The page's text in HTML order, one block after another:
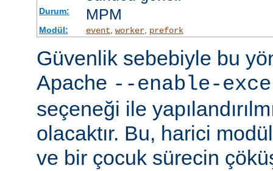
Durum: MPM
Modül: event worker, prefork
Güvenlik sebebiyle bu
Apache --enable-
seçeneği ile
olacaktır. Bu, harici
ve bir çocuk sürecin